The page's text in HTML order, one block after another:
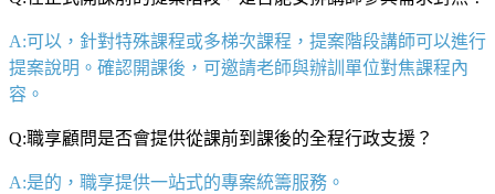
A:可以，針對特殊課程或多梯次課程，提案階段講師可以進行
提案說明。確認開課後，可邀請老師與辦訓單位對焦課程內
容。
Q:職享顧問是否會提供從課前到課後的全程行政支援？
A:是的，職享提供一站式的專案統籌服務。